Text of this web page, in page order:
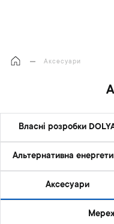
Аксесуари
Власні розробки
Альтернативна
Аксесуари